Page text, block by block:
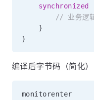
synchronized
// 业务逻
}
}
编译后字节码（简化）